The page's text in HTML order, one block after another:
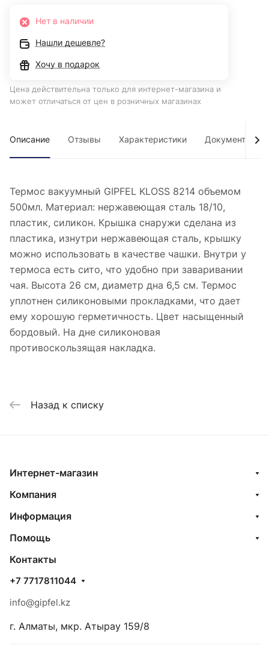
Нет в наличии
Нашли дешевле?
Хочу в подарок
Цена действительна только для интернет-магазина и
может отличаться от цен в розничных магазинах
Описание Отзывы Характеристики Документы
Термос вакуумный GIPFEL KLOSS 8214 объемом
500мл. Материал: нержавеющая сталь 18/10,
пластик, силикон. Крышка снаружи сделана из
пластика, изнутри нержавеющая сталь, крышку
можно использовать в качестве чашки. Внутри у
термоса есть сито, что удобно при заваривании
чая. Высота 26 см, диаметр дна 6,5 см. Термос
уплотнен силиконовыми прокладками, что дает
ему хорошую герметичность. Цвет насыщенный
бордовый. На дне силиконовая
противоскользящая накладка.
Назад к списку
Интернет-магазин
Компания
Информация
Помощь
Контакты
+7 7717811044
info@gipfel.kz
г. Алматы, мкр. Атырау 159/8